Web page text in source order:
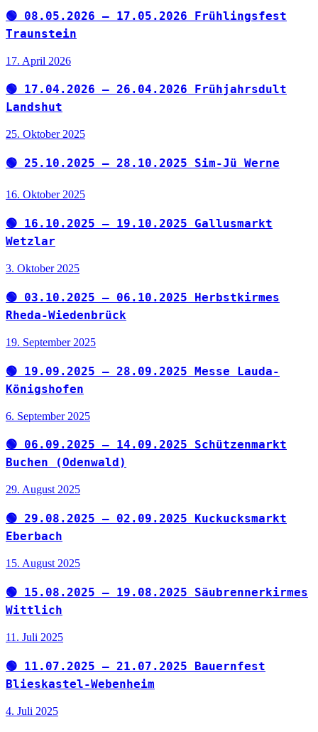
🟢 08.05.2026 – 17.05.2026 Frühlingsfest
Traunstein
17. April 2026
🟢 17.04.2026 – 26.04.2026 Frühjahrsdult
Landshut
25. Oktober 2025
🟢 25.10.2025 – 28.10.2025 Sim-Jü Werne
16. Oktober 2025
🟢 16.10.2025 – 19.10.2025 Gallusmarkt
Wetzlar
3. Oktober 2025
🟢 03.10.2025 – 06.10.2025 Herbstkirmes
Rheda-Wiedenbrück
19. September 2025
🟢 19.09.2025 – 28.09.2025 Messe Lauda-
Königshofen
6. September 2025
🟢 06.09.2025 – 14.09.2025 Schützenmarkt
Buchen (Odenwald)
29. August 2025
🟢 29.08.2025 – 02.09.2025 Kuckucksmarkt
Eberbach
15. August 2025
🟢 15.08.2025 – 19.08.2025 Säubrennerkirmes
Wittlich
11. Juli 2025
🟢 11.07.2025 – 21.07.2025 Bauernfest
Blieskastel-Webenheim
4. Juli 2025